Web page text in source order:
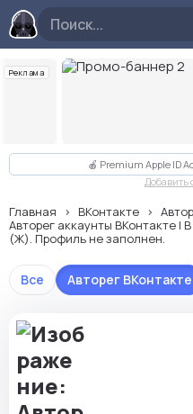
Реклама
Слайд 2 из 10
🍎 Premium Apple ID
Добавить
Главная ВКонтакте
Авторег аккаунты ВКонтакте |
(Ж). Профиль не заполнен.
Все Авторег ВКонтакте